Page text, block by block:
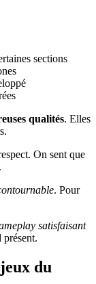
sections
qualités. Elles
On sent que
. Pour
satisfaisant
du